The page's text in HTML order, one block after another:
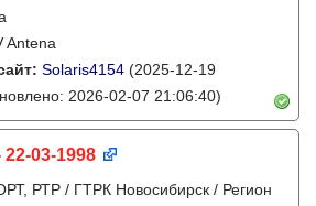
Antena
Solaris4154 (2025-12-19
2026-02-07 21:06:40)
22-03-1998
РТР / ГТРК Новосибирск / Регион